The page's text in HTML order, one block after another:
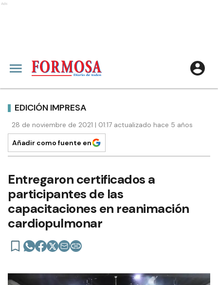
Ads
EDICIÓN IMPRESA
28 de noviembre de 2021 | 01:17 actualizado hace 5 años
Añadir como fuente en
Entregaron certificados a
participantes de las
capacitaciones en reanimación
cardiopulmonar